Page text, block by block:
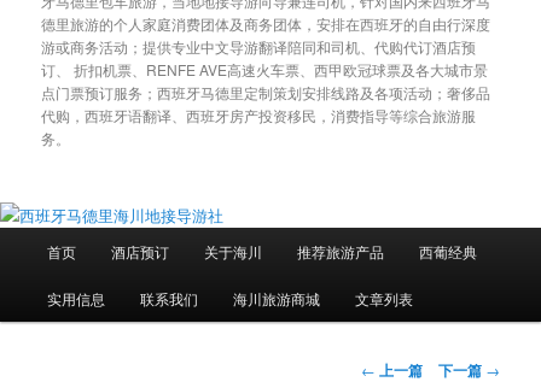
德里旅游的个人家庭消费团体及商务团体，安排在西班牙的自由行深度
游或商务活动；提供专业中文导游翻译陪同和司机、代购代订酒店预
订、 折扣机票、RENFE AVE高速火车票、西甲欧冠球票及各大城市景
点门票预订服务；西班牙马德里定制策划安排线路及各项活动；奢侈品
代购，西班牙语翻译、西班牙房产投资移民，消费指导等综合旅游服
务。
首页 酒店预订 关于海川 推荐旅游产品 西葡经典
实用信息 联系我们 海川旅游商城 文章列表
文
← 上一篇 下一篇 →